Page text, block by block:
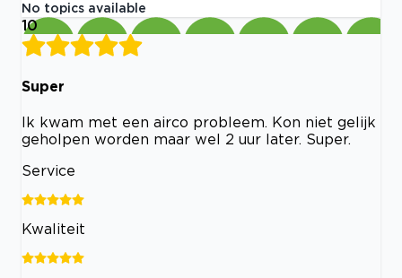
No topics available
10
Super
Ik kwam met een airco probleem. Kon niet gelijk
geholpen worden maar wel 2 uur later. Super.
Service
Kwaliteit